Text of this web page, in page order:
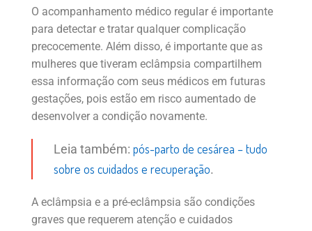
O acompanhamento médico regular é importante
para detectar e tratar qualquer complicação
precocemente. Além disso, é importante que as
mulheres que tiveram eclâmpsia compartilhem
essa informação com seus médicos em futuras
gestações, pois estão em risco aumentado de
desenvolver a condição novamente.
Leia também: pós-parto de cesárea – tudo
sobre os cuidados e recuperação.
A eclâmpsia e a pré-eclâmpsia são condições
graves que requerem atenção e cuidados